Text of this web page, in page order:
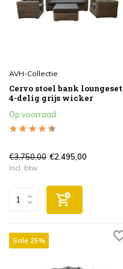
AVH-Collectie
Cervo stoel bank loungeset
4-delig grijs wicker
Op voorraad
€3.750,00 €2.495,00
Incl. btw
Sale 25%